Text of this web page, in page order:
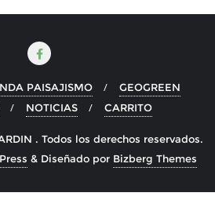
PAISAJISMO
GEOGREEN
NOTICIAS CARRITO
. Todos los derechos reservados.
& Diseñado por Bizberg Themes